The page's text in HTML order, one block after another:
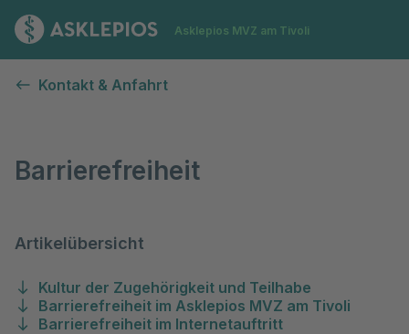
Zur Startseite
Asklepios MVZ am Tivoli
Kontakt & Anfahrt
Barrierefreiheit
Artikelübersicht
Kultur der Zugehörigkeit und Teilhabe
Barrierefreiheit im Asklepios MVZ am Tivoli
Barrierefreiheit im Internetauftritt